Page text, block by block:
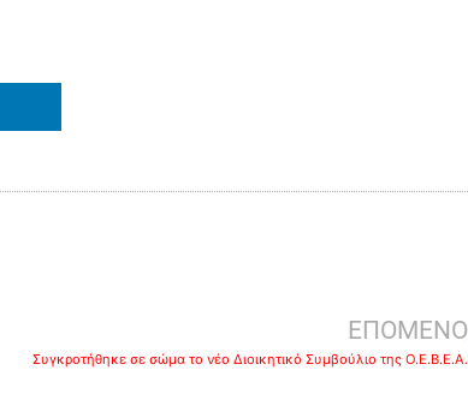
ΕΠΟΜΕΝΟ
Συγκροτήθηκε σε σώμα το νέο Διοικητικό Συμβούλιο της Ο.Ε.Β.Ε.Α.